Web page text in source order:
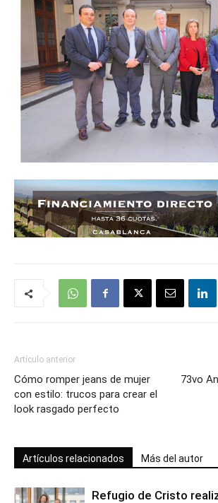
Artículo anterior
Cómo romper jeans de mujer
con estilo: trucos para crear el
look rasgado perfecto
73vo
Artículos relacionados Más del autor
Refugio de Cristo